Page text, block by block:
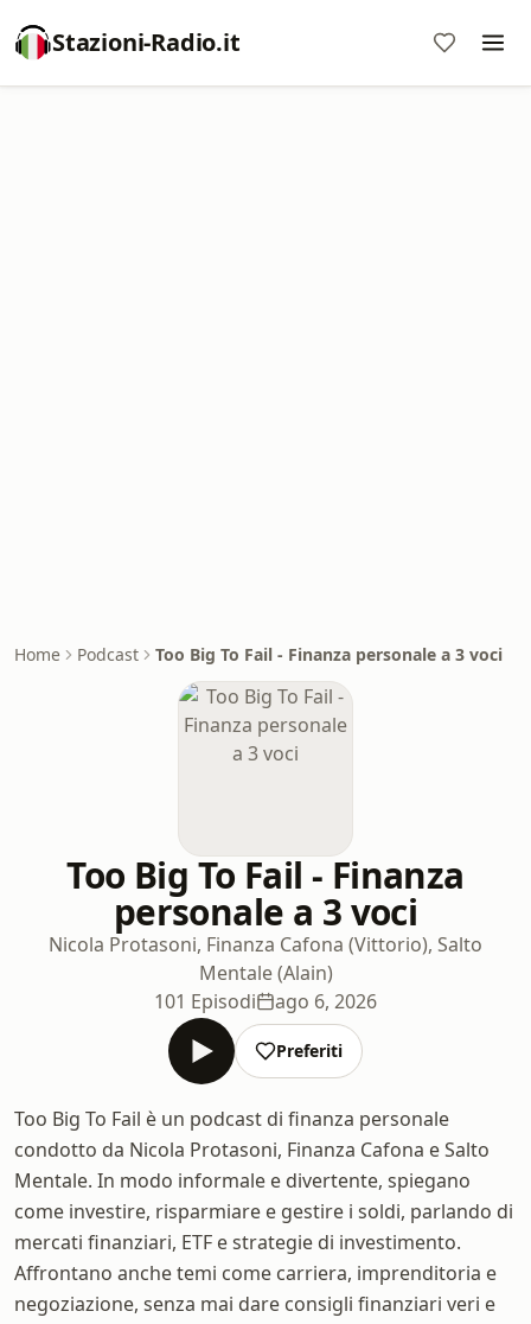
Stazioni-Radio.it
Home Podcast Too Big To Fail - Finanza personale a 3 voci
Too Big To Fail - Finanza
personale a 3 voci
Nicola Protasoni, Finanza Cafona (Vittorio), Salto
Mentale (Alain)
101 Episodi
ago 6, 2026
Preferiti
Too Big To Fail è un podcast di finanza personale
condotto da Nicola Protasoni, Finanza Cafona e Salto
Mentale. In modo informale e divertente, spiegano
come investire, risparmiare e gestire i soldi, parlando di
mercati finanziari, ETF e strategie di investimento.
Affrontano anche temi come carriera, imprenditoria e
negoziazione, senza mai dare consigli finanziari veri e